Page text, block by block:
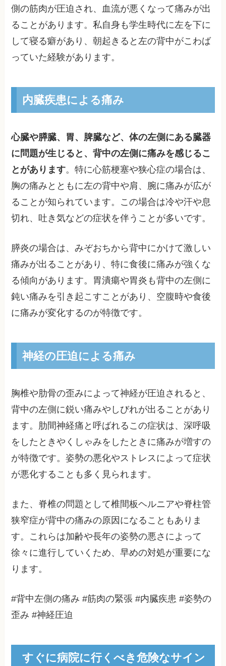
側の筋肉が圧迫され、血流が悪くなって痛みが出
ることがあります。私自身も学生時代に左を下に
して寝る癖があり、朝起きると左の背中がこわば
っていた経験があります。
内臓疾患による痛み
心臓や膵臓、胃、脾臓など、体の左側にある臓器
に問題が生じると、背中の左側に痛みを感じるこ
とがあります。特に心筋梗塞や狭心症の場合は、
胸の痛みとともに左の背中や肩、腕に痛みが広が
ることが知られています。この場合は冷や汗や息
切れ、吐き気などの症状を伴うことが多いです。
膵炎の場合は、みぞおちから背中にかけて激しい
痛みが出ることがあり、特に食後に痛みが強くな
る傾向があります。胃潰瘍や胃炎も背中の左側に
鈍い痛みを引き起こすことがあり、空腹時や食後
に痛みが変化するのが特徴です。
神経の圧迫による痛み
胸椎や肋骨の歪みによって神経が圧迫されると、
背中の左側に鋭い痛みやしびれが出ることがあり
ます。肋間神経痛と呼ばれるこの症状は、深呼吸
をしたときやくしゃみをしたときに痛みが増すの
が特徴です。姿勢の悪化やストレスによって症状
が悪化することも多く見られます。
また、脊椎の問題として椎間板ヘルニアや脊柱管
狭窄症が背中の痛みの原因になることもありま
す。これらは加齢や長年の姿勢の悪さによって
徐々に進行していくため、早めの対処が重要にな
ります。
#背中左側の痛み #筋肉の緊張 #内臓疾患 #姿勢の
歪み #神経圧迫
すぐに病院に行くべき危険なサイン